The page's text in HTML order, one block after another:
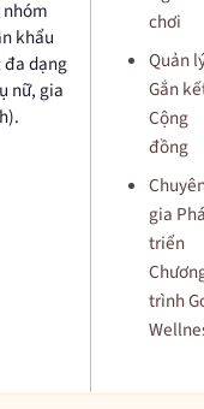
khẩu
đa dạng
nữ, gia
chơi
Quản
Gắn
Cộng
đồng
gia
triển
trình